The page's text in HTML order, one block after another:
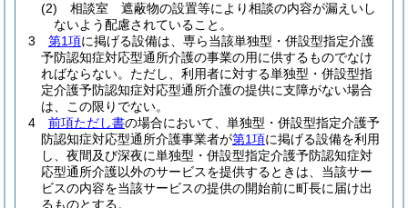
(2)
相談室 遮蔽物の設置等により相談の内容が漏えいし
ないよう配慮されていること。
3
第1項に掲げる設備は、専ら当該単独型・併設型指定介護
予防認知症対応型通所介護の事業の用に供するものでなけ
ればならない。 ただし、利用者に対する単独型・併設型指
定介護予防認知症対応型通所介護の提供に支障がない場合
は、この限りでない。
4
前項ただし書の場合において、単独型・併設型指定介護予
防認知症対応型通所介護事業者が第1項に掲げる設備を利用
し、夜間及び深夜に単独型・併設型指定介護予防認知症対
応型通所介護以外のサービスを提供するときは、当該サー
ビスの内容を当該サービスの提供の開始前に町長に届け出
るものとする。